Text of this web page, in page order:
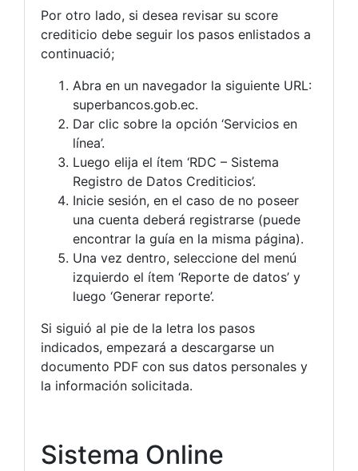
Por otro lado, si desea revisar su score
crediticio debe seguir los pasos enlistados a
continuació;
Abra en un navegador la siguiente URL:
superbancos.gob.ec.
Dar clic sobre la opción ‘Servicios en
línea’.
Luego elija el ítem ‘RDC – Sistema
Registro de Datos Crediticios’.
Inicie sesión, en el caso de no poseer
una cuenta deberá registrarse (puede
encontrar la guía en la misma página).
Una vez dentro, seleccione del menú
izquierdo el ítem ‘Reporte de datos’ y
luego ‘Generar reporte’.
Si siguió al pie de la letra los pasos
indicados, empezará a descargarse un
documento PDF con sus datos personales y
la información solicitada.
Sistema Online